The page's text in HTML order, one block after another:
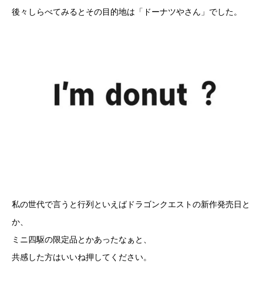
後々しらべてみるとその目的地は「ドーナツやさん」でした。
私の世代で言うと行列といえばドラゴンクエストの新作発売日と
か、
ミニ四駆の限定品とかあったなぁと、
共感した方はいいね押してください。